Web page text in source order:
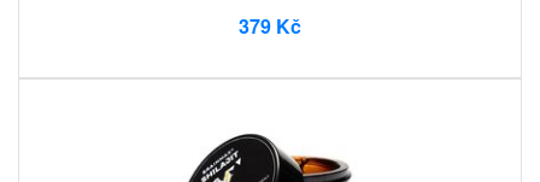
379 Kč